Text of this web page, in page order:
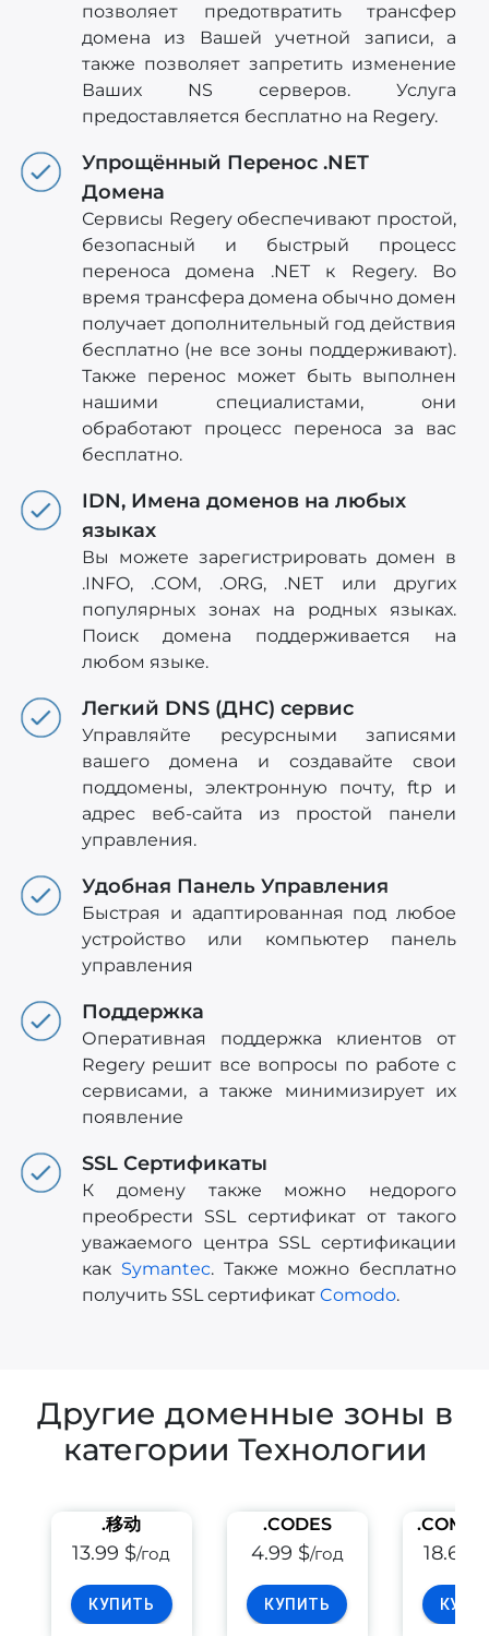
позволяет предотвратить трансфер
домена из Вашей учетной записи, а
также позволяет запретить изменение
Ваших NS серверов. Услуга
предоставляется бесплатно на Regery.
Упрощённый Перенос .NET
Домена
Сервисы Regery обеспечивают простой,
безопасный и быстрый процесс
переноса домена .NET к Regery. Во
время трансфера домена обычно домен
получает дополнительный год действия
бесплатно (не все зоны поддерживают).
Также перенос может быть выполнен
нашими специалистами, они
обработают процесс переноса за вас
бесплатно.
IDN, Имена доменов на любых
языках
Вы можете зарегистрировать домен в
.INFO, .COM, .ORG, .NET или других
популярных зонах на родных языках.
Поиск домена поддерживается на
любом языке.
Легкий DNS (ДНС) сервис
Управляйте ресурсными записями
вашего домена и создавайте свои
поддомены, электронную почту, ftp и
адрес веб-сайта из простой панели
управления.
Удобная Панель Управления
Быстрая и адаптированная под любое
устройство или компьютер панель
управления
Поддержка
Оперативная поддержка клиентов от
Regery решит все вопросы по работе с
сервисами, а также минимизирует их
появление
SSL Сертификаты
К домену также можно недорого
преобрести SSL сертификат от такого
уважаемого центра SSL сертификации
как Symantec. Также можно бесплатно
получить SSL сертификат Comodo.
Другие доменные зоны в
категории Технологии
.移动
13.99 $/год
КУПИТЬ
.CODES
4.99 $/год
КУПИТЬ
18.69 $